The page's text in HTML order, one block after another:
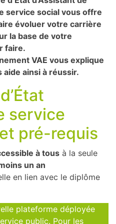
service social vous offre
évoluer votre carrière
la base de votre
faire.
VAE vous explique
aide ainsi à réussir.
service
pré-requis
à tous à la seule
un an
en lien avec le diplôme
plateforme déployée
public. Pour les